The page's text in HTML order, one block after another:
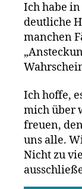
Ich habe
deutliche
manchen
Ich hoffe,
mich über
freuen,
uns alle.
Nicht zu